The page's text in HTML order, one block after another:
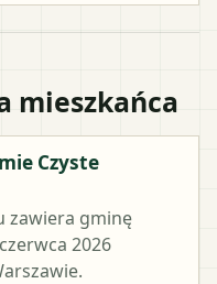
mieszkańca
Czyste
zawiera gminę
2026